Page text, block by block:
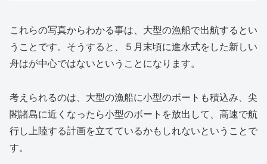
これらの写真からわかる事は、大型の漁船で出航するとい
うことです。そうすると、５月末頃に進水式をした新しい
舟はが中心ではないということになります。
考えられるのは、大型の漁船に小型のボートも積込み、尖
閣諸島に近くなったら小型のボートを放出して、高速で航
行し上陸する計画を立てているかもしれないということで
す。